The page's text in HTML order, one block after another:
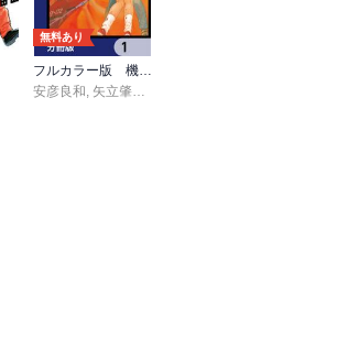
甘宮ちか,真村澪生,もりなかもなか
無料あり
フルカラー版 機動戦士ガンダムTHE ORIGIN【分冊版】
安彦良和, 矢立肇・富野由悠季